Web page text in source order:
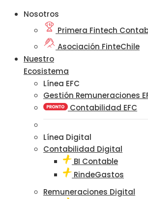
Nosotros
Primera Fintech
Asociación FinteChile
Nuestro
Ecosistema
Línea EFC
Gestión Remuneraciones
Contabilidad EFC
Línea Digital
Contabilidad Digital
BI Contable
RindeGastos
Remuneraciones Digital